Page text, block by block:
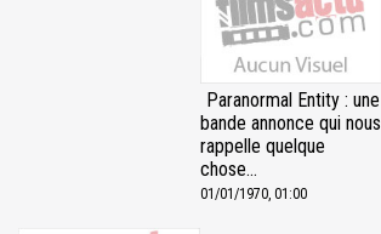
Paranormal Entity : une
bande annonce qui nous
rappelle quelque
chose…
01/01/1970, 01:00